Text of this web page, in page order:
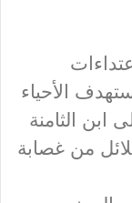
الأحياء
ابن الثامنة
من غصابة